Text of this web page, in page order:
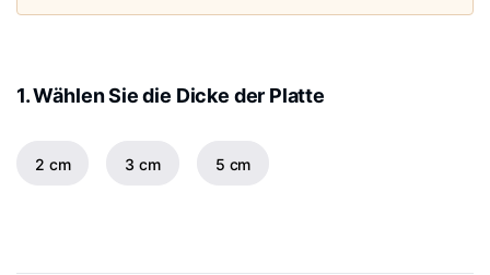
1. Wählen Sie die Dicke der Platte
2 cm 3 cm 5 cm